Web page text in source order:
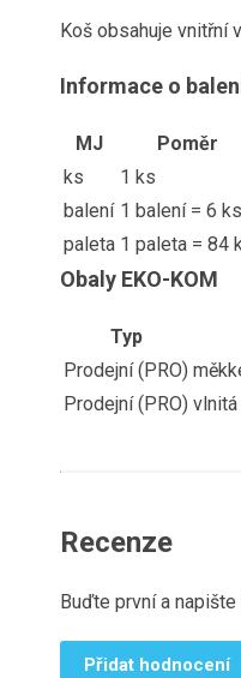
Koš obsahuje vnitřní
Informace o
MJ Poměr
ks
1 ks
balení 1 balení = 6 ks
paleta 1 paleta = 84
Obaly EKO-KOM
Typ
Prodejní (PRO)
Prodejní (PRO) vlnitá
Recenze
Buďte první a
Přidat hodnocení